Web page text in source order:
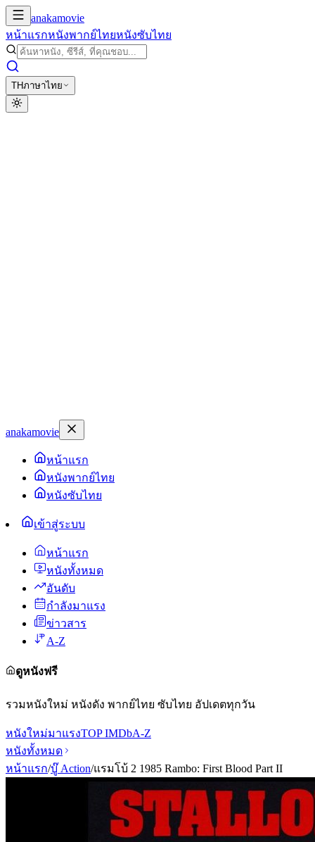
anakamovie
หน้าแรกหนังพากย์ไทยหนังซับไทย
THภาษาไทย
anakamovie
หน้าแรก
หนังพากย์ไทย
หนังซับไทย
เข้าสู่ระบบ
หน้าแรก
หนังทั้งหมด
อันดับ
กำลังมาแรง
ข่าวสาร
A-Z
ดูหนังฟรี
รวมหนังใหม่ หนังดัง พากย์ไทย ซับไทย อัปเดตทุกวัน
หนังใหม่มาแรงTOP IMDbA-Z
หนังทั้งหมด
หน้าแรก/บู๊ Action/แรมโบ้ 2 1985 Rambo: First Blood Part II